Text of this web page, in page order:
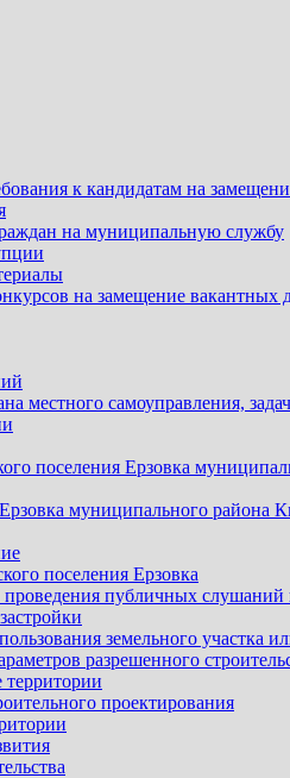
к кандидатам на
на муниципальную службу
на замещение
местного самоуправления,
поселения Ерзовка
муниципального района
поселения Ерзовка
публичных слушаний
земельного участка
разрешенного
проектирования